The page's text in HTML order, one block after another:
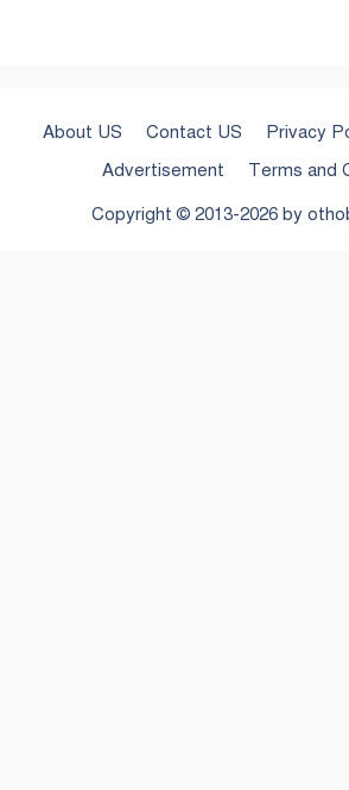
About US Contact US Privacy
Advertisement
Terms and
Copyright © 2013-2026 by